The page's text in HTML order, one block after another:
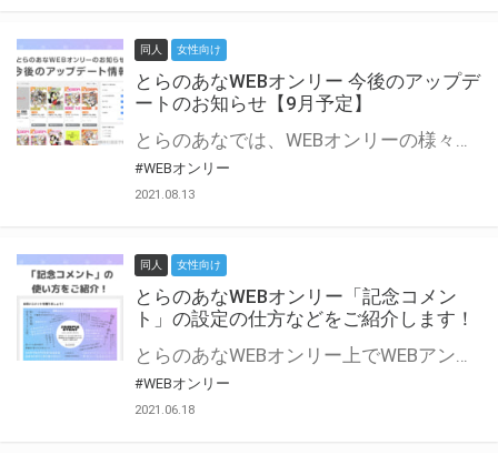
同人 女性向け
とらのあなWEBオンリー 今後のアップデ
ートのお知らせ【9月予定】
とらのあなでは、WEBオンリーの様々な支援を実施しています。 今回は2021年9月に実装を予定しているアップデート情報についてご紹介いたします。 とらのあなWEBオンリーサイトはこちら
#WEBオンリー
2021.08.13
同人 女性向け
とらのあなWEBオンリー「記念コメン
ト」の設定の仕方などをご紹介します！
とらのあなWEBオンリー上でWEBアンソロジーが作成できる「記念コメント」について、その使い方や作成手順を解説します！ 支援タイプを「サークル参加型」「サークル参加型・マルシェ(イベント会場)機能付き」でお申し込みいただいている主催者様はぜひご活用ください♪ とらのあなWEBオンリーサイトはこちら
#WEBオンリー
2021.06.18